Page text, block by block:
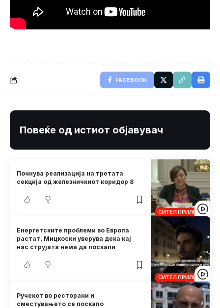
FACEBOOK
Повеќе од истиот објавувач
СИТЕЛ ПРИЛОЗИ
Почнува реализација на третата
секција од железничкиот коридор 8
СИТЕЛ ПРИЛОЗИ
Енергетските проблеми во Европа
растат, Мицкоски уверува дека кај
нас струјата нема да поскапи
Ручекот во ресторани и
сместувањето се поскапо